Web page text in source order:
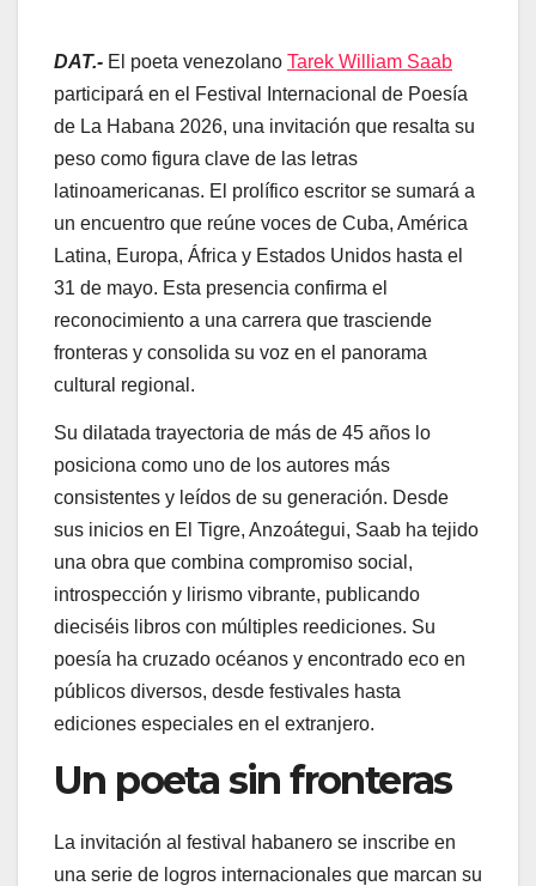
DAT.- El poeta venezolano Tarek William Saab
participará en el Festival Internacional de Poesía
de La Habana 2026, una invitación que resalta su
peso como figura clave de las letras
latinoamericanas. El prolífico escritor se sumará a
un encuentro que reúne voces de Cuba, América
Latina, Europa, África y Estados Unidos hasta el
31 de mayo. Esta presencia confirma el
reconocimiento a una carrera que trasciende
fronteras y consolida su voz en el panorama
cultural regional.
Su dilatada trayectoria de más de 45 años lo
posiciona como uno de los autores más
consistentes y leídos de su generación. Desde
sus inicios en El Tigre, Anzoátegui, Saab ha tejido
una obra que combina compromiso social,
introspección y lirismo vibrante, publicando
dieciséis libros con múltiples reediciones. Su
poesía ha cruzado océanos y encontrado eco en
públicos diversos, desde festivales hasta
ediciones especiales en el extranjero.
Un poeta sin fronteras
La invitación al festival habanero se inscribe en
una serie de logros internacionales que marcan su